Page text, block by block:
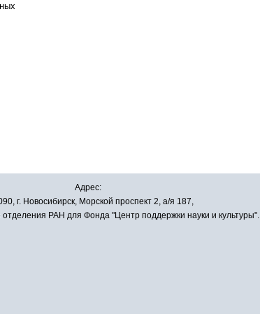
Адрес:
г. Новосибирск, Морской проспект 2, а/я 187,
отделения РАН для Фонда "Центр поддержки науки и культуры".